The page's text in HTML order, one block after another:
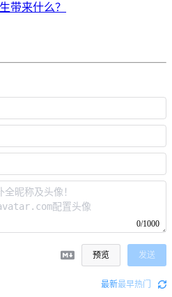
带来什么？
0/1000
预览 发送
最新最早热门